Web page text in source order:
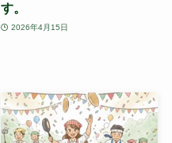
す。
2026年4月15日